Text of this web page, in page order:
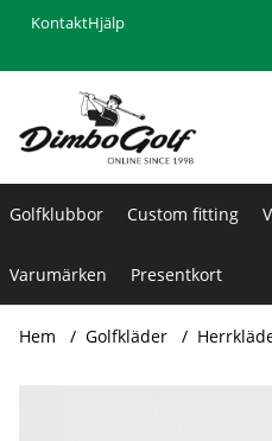
KontaktHjälp
Golfklubbor Custom fitting
Varumärken Presentkort
Hem Golfkläder
Produktbilder Cross